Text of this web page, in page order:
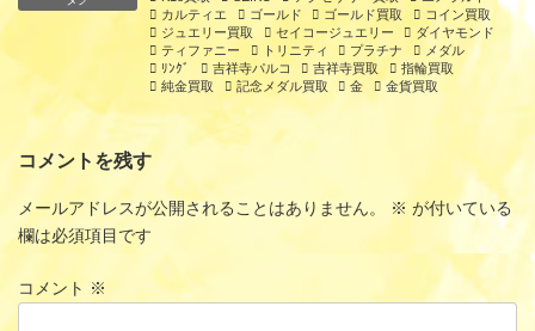
カルティエ
ゴールド ゴールド買取
コイン買取
ジュエリー買取
セイコージュエリー
ダイヤモンド
ティファニー
トリニティ プラチナ
メダル
ﾘﾝｸﾞ
吉祥寺パルコ 吉祥寺買取
指輪買取
純金買取
記念メダル買取 金 金貨買取
コメントを残す
メールアドレスが公開されることはありません。 ※ が付いている
欄は必須項目です
コメント ※